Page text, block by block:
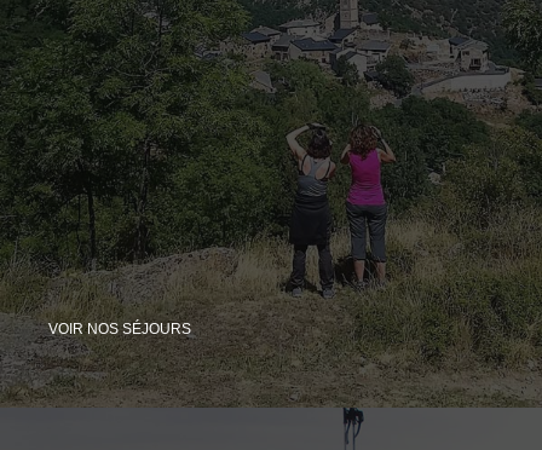
VOIR NOS SÉJOURS